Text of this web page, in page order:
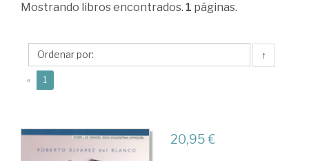
Winer,
Mostrando libros encontrados. 1 páginas.
↑
« 1
20,95 €